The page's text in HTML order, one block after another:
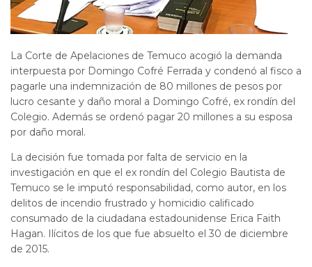
La Corte de Apelaciones de Temuco acogió la demanda
interpuesta por Domingo Cofré Ferrada y condenó al fisco a
pagarle una indemnización de 80 millones de pesos por
lucro cesante y daño moral a Domingo Cofré, ex rondín del
Colegio. Además se ordenó pagar 20 millones a su esposa
por daño moral.
La decisión fue tomada por falta de servicio en la
investigación en que el ex rondín del Colegio Bautista de
Temuco se le imputó responsabilidad, como autor, en los
delitos de incendio frustrado y homicidio calificado
consumado de la ciudadana estadounidense Erica Faith
Hagan. Ilícitos de los que fue absuelto el 30 de diciembre
de 2015.